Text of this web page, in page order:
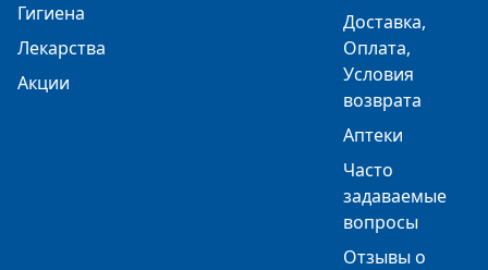
Гигиена
Лекарства
Акции
Доставка,
Оплата,
Условия
возврата
Аптеки
Часто
задаваемые
вопросы
Отзывы о